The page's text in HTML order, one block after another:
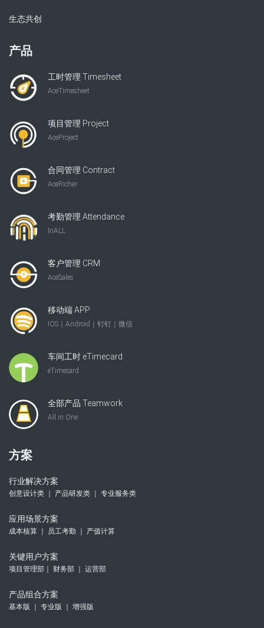
生态共创
产品
工时管理 Timesheet
AceTimesheet
项目管理 Project
AceProject
合同管理 Contract
AceRicher
考勤管理 Attendance
InALL
客户管理 CRM
AceSales
移动端 APP
IOS｜Android｜钉钉｜微信
车间工时 eTimecard
eTimecard
全部产品 Teamwork
All in One
方案
行业解决方案
创意设计类 ｜ 产品研发类 ｜ 专业服务类
应用场景方案
成本核算 ｜ 员工考勤 ｜ 产值计算
关键用户方案
项目管理部｜ 财务部 ｜ 运营部
产品组合方案
基本版 ｜ 专业版 ｜ 增强版